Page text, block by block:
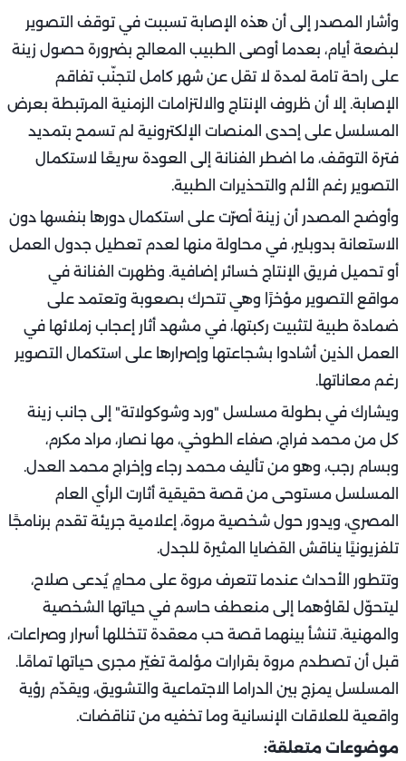
وأشار المصدر إلى أن هذه الإصابة تسببت في توقف التصوير
لبضعة أيام، بعدما أوصى الطبيب المعالج بضرورة حصول زينة
على راحة تامة لمدة لا تقل عن شهر كامل لتجنّب تفاقم
الإصابة. إلا أن ظروف الإنتاج والالتزامات الزمنية المرتبطة بعرض
المسلسل على إحدى المنصات الإلكترونية لم تسمح بتمديد
فترة التوقف، ما اضطر الفنانة إلى العودة سريعًا لاستكمال
التصوير رغم الألم والتحذيرات الطبية.
وأوضح المصدر أن زينة أصرّت على استكمال دورها بنفسها دون
الاستعانة بدوبلير، في محاولة منها لعدم تعطيل جدول العمل
أو تحميل فريق الإنتاج خسائر إضافية. وظهرت الفنانة في
مواقع التصوير مؤخرًا وهي تتحرك بصعوبة وتعتمد على
ضمادة طبية لتثبيت ركبتها، في مشهد أثار إعجاب زملائها في
العمل الذين أشادوا بشجاعتها وإصرارها على استكمال التصوير
رغم معاناتها.
ويشارك في بطولة مسلسل "ورد وشوكولاتة" إلى جانب زينة
كل من محمد فراج، صفاء الطوخي، مها نصار، مراد مكرم،
وبسام رجب، وهو من تأليف محمد رجاء وإخراج محمد العدل.
المسلسل مستوحى من قصة حقيقية أثارت الرأي العام
المصري، ويدور حول شخصية مروة، إعلامية جريئة تقدم برنامجًا
تلفزيونيًا يناقش القضايا المثيرة للجدل.
وتتطور الأحداث عندما تتعرف مروة على محامٍ يُدعى صلاح،
ليتحوّل لقاؤهما إلى منعطف حاسم في حياتها الشخصية
والمهنية. تنشأ بينهما قصة حب معقدة تتخللها أسرار وصراعات،
قبل أن تصطدم مروة بقرارات مؤلمة تغيّر مجرى حياتها تمامًا.
المسلسل يمزج بين الدراما الاجتماعية والتشويق، ويقدّم رؤية
واقعية للعلاقات الإنسانية وما تخفيه من تناقضات.
موضوعات متعلقة: